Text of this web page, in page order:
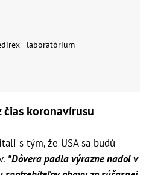
- laboratórium
čias koronavírusu
s tým, že USA sa budú
"Dôvera padla výrazne nadol v